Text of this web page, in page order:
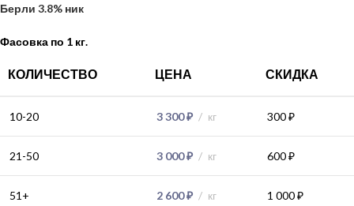
Берли 3.8% ник
Фасовка по 1 кг.
КОЛИЧЕСТВО ЦЕНА СКИДКА
10-20 3 300₽ кг 300₽
21-50 3 000₽ кг 600₽
51+ 2 600₽ кг 1 000₽